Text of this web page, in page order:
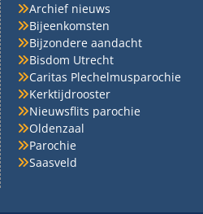
Archief nieuws
Bijeenkomsten
Bijzondere aandacht
Bisdom Utrecht
Caritas Plechelmusparochie
Kerktijdrooster
Nieuwsflits parochie
Oldenzaal
Parochie
Saasveld